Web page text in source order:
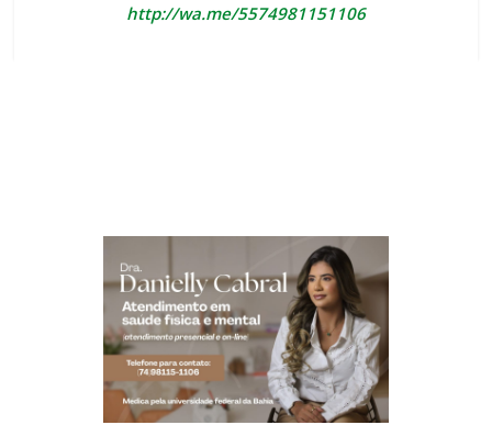
http://wa.me/5574981151106